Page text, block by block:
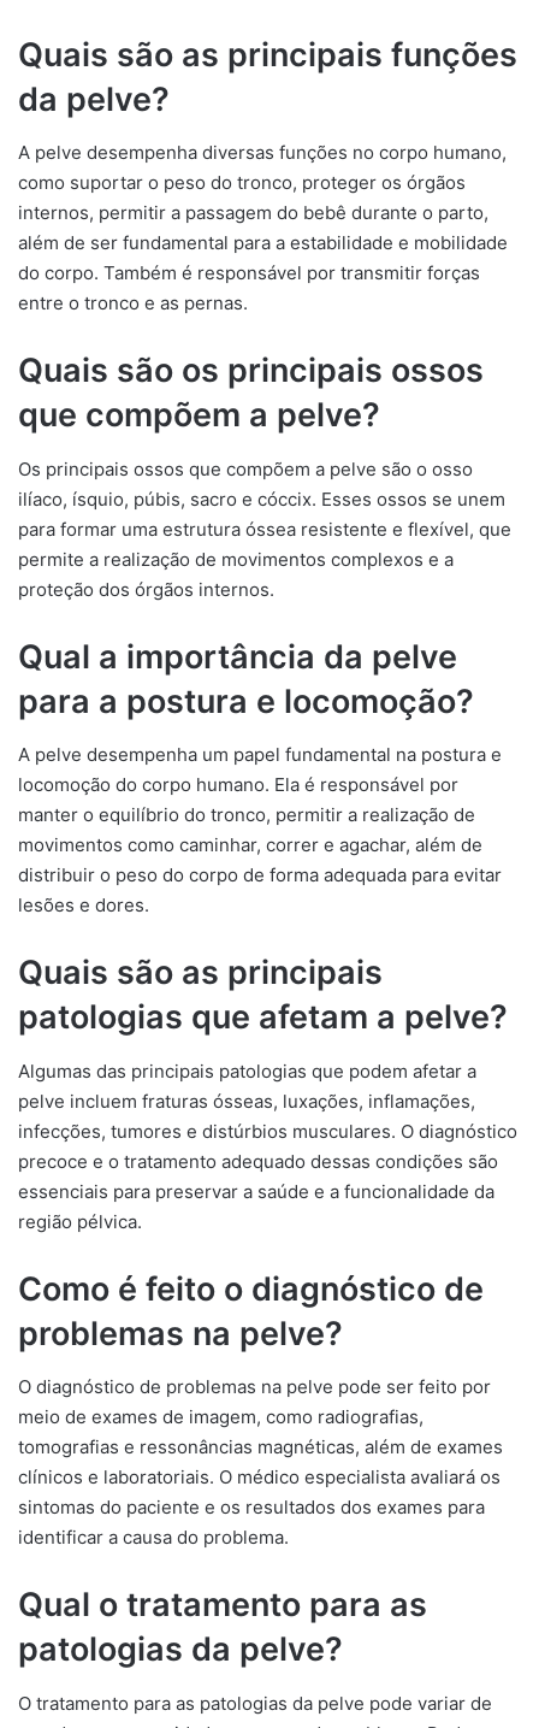
Quais são as principais funções
da pelve?
A pelve desempenha diversas funções no corpo humano,
como suportar o peso do tronco, proteger os órgãos
internos, permitir a passagem do bebê durante o parto,
além de ser fundamental para a estabilidade e mobilidade
do corpo. Também é responsável por transmitir forças
entre o tronco e as pernas.
Quais são os principais ossos
que compõem a pelve?
Os principais ossos que compõem a pelve são o osso
ilíaco, ísquio, púbis, sacro e cóccix. Esses ossos se unem
para formar uma estrutura óssea resistente e flexível, que
permite a realização de movimentos complexos e a
proteção dos órgãos internos.
Qual a importância da pelve
para a postura e locomoção?
A pelve desempenha um papel fundamental na postura e
locomoção do corpo humano. Ela é responsável por
manter o equilíbrio do tronco, permitir a realização de
movimentos como caminhar, correr e agachar, além de
distribuir o peso do corpo de forma adequada para evitar
lesões e dores.
Quais são as principais
patologias que afetam a pelve?
Algumas das principais patologias que podem afetar a
pelve incluem fraturas ósseas, luxações, inflamações,
infecções, tumores e distúrbios musculares. O diagnóstico
precoce e o tratamento adequado dessas condições são
essenciais para preservar a saúde e a funcionalidade da
região pélvica.
Como é feito o diagnóstico de
problemas na pelve?
O diagnóstico de problemas na pelve pode ser feito por
meio de exames de imagem, como radiografias,
tomografias e ressonâncias magnéticas, além de exames
clínicos e laboratoriais. O médico especialista avaliará os
sintomas do paciente e os resultados dos exames para
identificar a causa do problema.
Qual o tratamento para as
patologias da pelve?
O tratamento para as patologias da pelve pode variar de